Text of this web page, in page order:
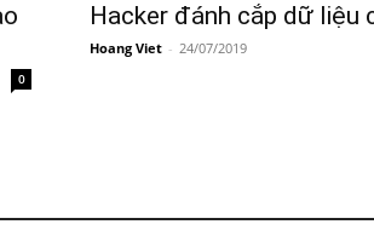
0
Hacker đánh cắp dữ liệu
Hoang Viet - 24/07/2019